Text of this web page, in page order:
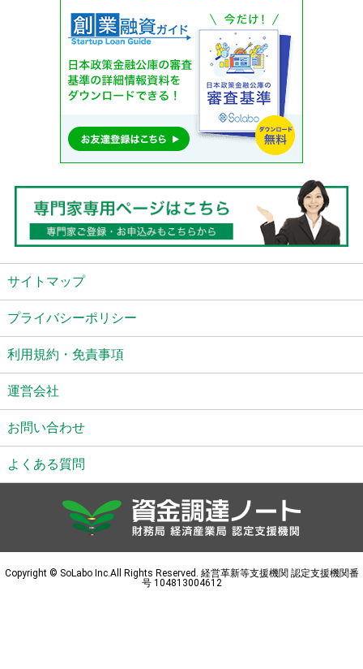
サイトマップ
プライバシーポリシー
利用規約・免責事項
運営会社
お問い合わせ
よくある質問
Copyright © SoLabo Inc.All Rights Reserved. 経営革新等支援機関 認定支援機関番
号 104813004612